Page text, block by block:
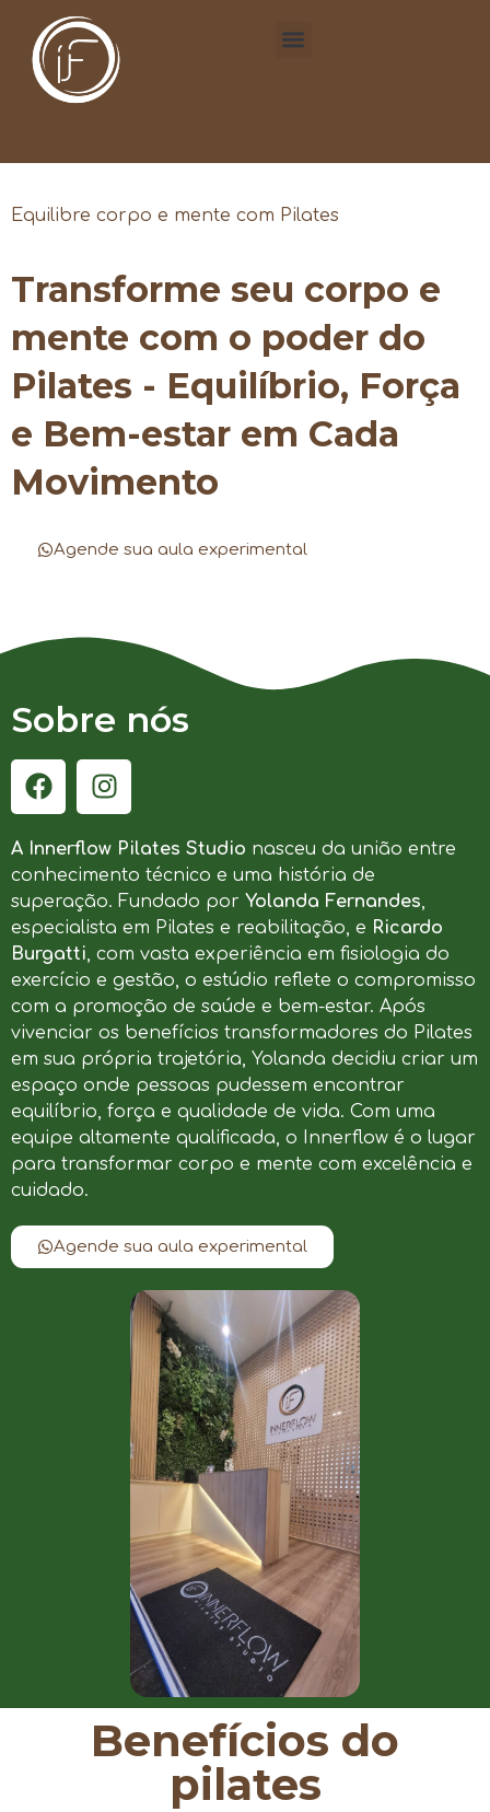
Equilibre corpo e mente com Pilates
Transforme seu corpo e
mente com o poder do
Pilates - Equilíbrio, Força
e Bem-estar em Cada
Movimento
Agende sua aula experimental
Sobre nós
A Innerflow Pilates Studio nasceu da união entre
conhecimento técnico e uma história de
superação. Fundado por Yolanda Fernandes,
especialista em Pilates e reabilitação, e Ricardo
Burgatti, com vasta experiência em fisiologia do
exercício e gestão, o estúdio reflete o compromisso
com a promoção de saúde e bem-estar. Após
vivenciar os benefícios transformadores do Pilates
em sua própria trajetória, Yolanda decidiu criar um
espaço onde pessoas pudessem encontrar
equilíbrio, força e qualidade de vida. Com uma
equipe altamente qualificada, o Innerflow é o lugar
para transformar corpo e mente com excelência e
cuidado.
Agende sua aula experimental
Benefícios do
pilates